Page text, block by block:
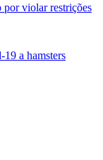
por violar restrições
a hamsters